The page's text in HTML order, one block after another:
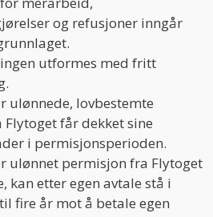
og refusjoner inngår
utformes med fritt
ulønnede, lovbestemte
får dekket sine
i permisjonsperioden.
ulønnet permisjon fra Flytoget
kan etter egen avtale stå i
fire år mot å betale egen